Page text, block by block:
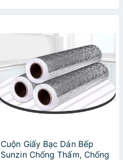
Cuộn Giấy Bạc Dán Bếp
Sunzin Chống Thấm, Chống